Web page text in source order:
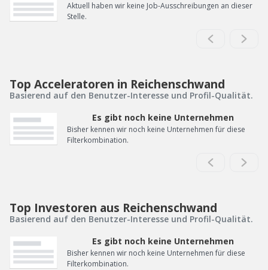
Aktuell haben wir keine Job-Ausschreibungen an dieser
Stelle.
Top Acceleratoren in Reichenschwand
Basierend auf den Benutzer-Interesse und Profil-Qualität.
Es gibt noch keine Unternehmen
Bisher kennen wir noch keine Unternehmen für diese
Filterkombination.
Top Investoren aus Reichenschwand
Basierend auf den Benutzer-Interesse und Profil-Qualität.
Es gibt noch keine Unternehmen
Bisher kennen wir noch keine Unternehmen für diese
Filterkombination.